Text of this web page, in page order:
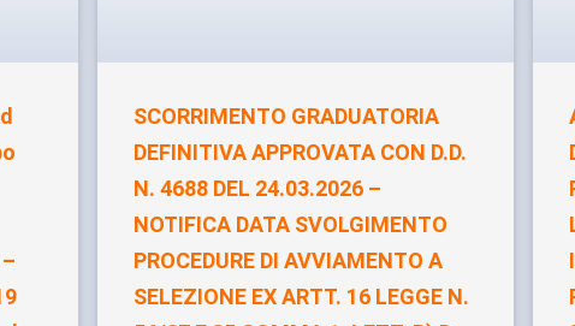
SCORRIMENTO GRADUATORIA
DEFINITIVA APPROVATA CON D.D.
N. 4688 DEL 24.03.2026 –
NOTIFICA DATA SVOLGIMENTO
PROCEDURE DI AVVIAMENTO A
SELEZIONE EX ARTT. 16 LEGGE N.